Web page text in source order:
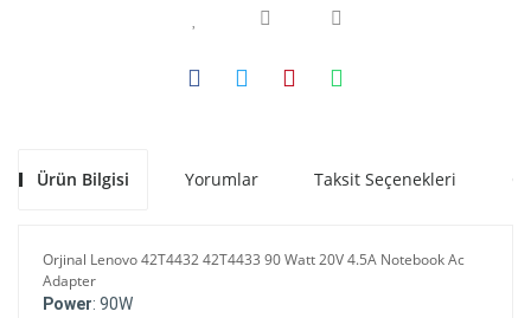
Ürün Bilgisi Yorumlar Taksit Seçenekleri
Orjinal Lenovo 42T4432 42T4433 90 Watt 20V 4.5A Notebook Ac
Adapter
Power: 90W